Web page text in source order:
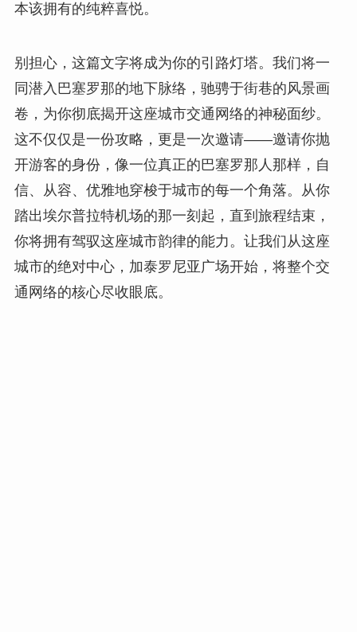
本该拥有的纯粹喜悦。
别担心，这篇文字将成为你的引路灯塔。我们将一
同潜入巴塞罗那的地下脉络，驰骋于街巷的风景画
卷，为你彻底揭开这座城市交通网络的神秘面纱。
这不仅仅是一份攻略，更是一次邀请——邀请你抛
开游客的身份，像一位真正的巴塞罗那人那样，自
信、从容、优雅地穿梭于城市的每一个角落。从你
踏出埃尔普拉特机场的那一刻起，直到旅程结束，
你将拥有驾驭这座城市韵律的能力。让我们从这座
城市的绝对中心，加泰罗尼亚广场开始，将整个交
通网络的核心尽收眼底。